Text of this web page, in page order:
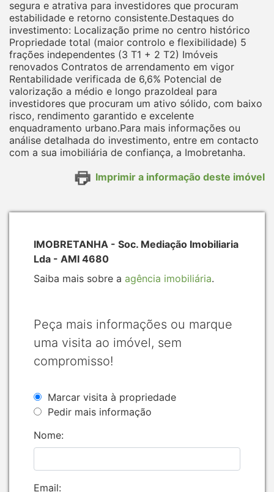
segura e atrativa para investidores que procuram
estabilidade e retorno consistente.Destaques do
investimento: Localização prime no centro histórico
Propriedade total (maior controlo e flexibilidade) 5
frações independentes (3 T1 + 2 T2) Imóveis
renovados Contratos de arrendamento em vigor
Rentabilidade verificada de 6,6% Potencial de
valorização a médio e longo prazoIdeal para
investidores que procuram um ativo sólido, com baixo
risco, rendimento garantido e excelente
enquadramento urbano.Para mais informações ou
análise detalhada do investimento, entre em contacto
com a sua imobiliária de confiança, a Imobretanha.
Imprimir a informação deste imóvel
IMOBRETANHA - Soc. Mediação Imobiliaria
Lda - AMI 4680
Saiba mais sobre a agência imobiliária.
Peça mais informações ou marque
uma visita ao imóvel, sem
compromisso!
Marcar visita à propriedade
Pedir mais informação
Nome:
Email: